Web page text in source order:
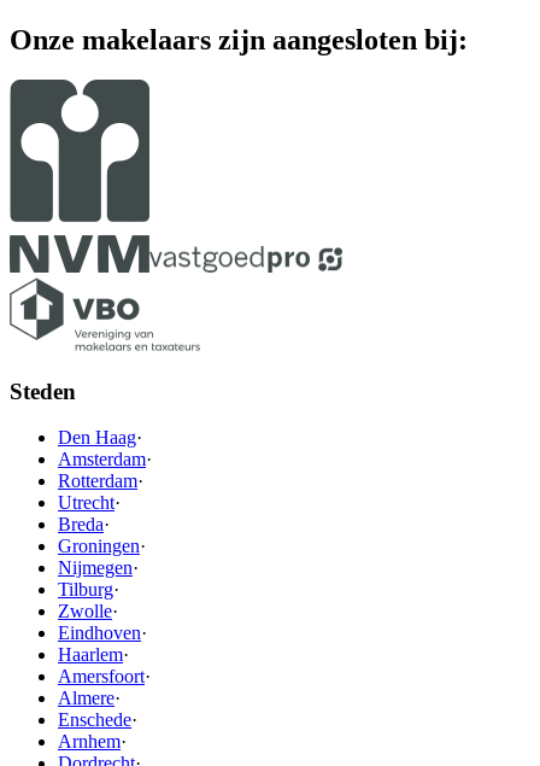
Onze makelaars zijn aangesloten bij:
Steden
Den Haag·
Amsterdam·
Rotterdam·
Utrecht·
Breda·
Groningen·
Nijmegen·
Tilburg·
Zwolle·
Eindhoven·
Haarlem·
Amersfoort·
Almere·
Enschede·
Arnhem·